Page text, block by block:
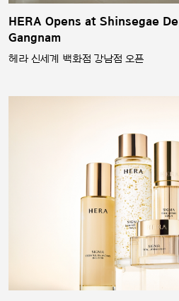
HERA Opens at Shinsegae
Gangnam
헤라 신세계 백화점 강남점 오픈